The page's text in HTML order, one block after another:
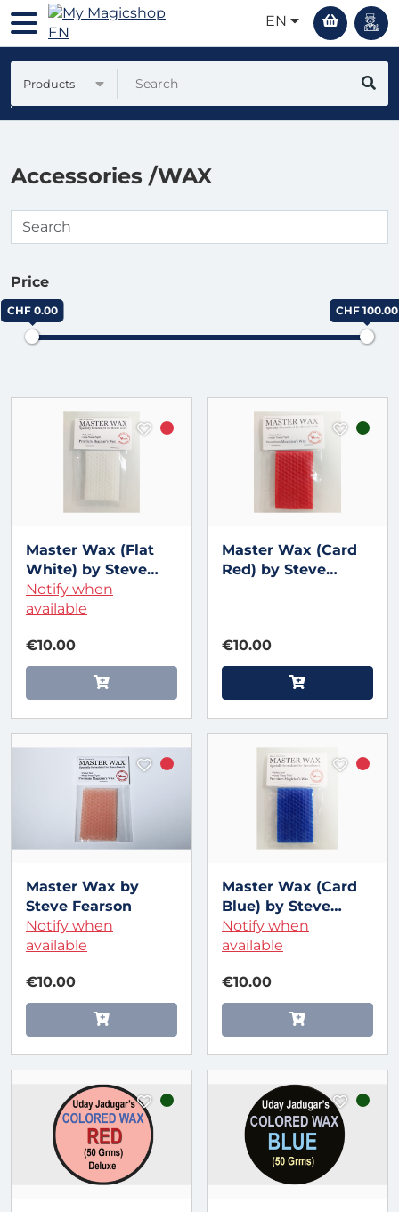
EN
Products
Accessories /WAX
Price
CHF 0.00 CHF 100.00
Master Wax (Flat
White) by Steve
Fearson
Notify when
available
€10.00
Master Wax (Card
Red) by Steve
€10.00
Master Wax by
Steve Fearson
Notify when
available
€10.00
Master Wax (Card
Blue) by Steve
Fearson
Notify when
available
€10.00